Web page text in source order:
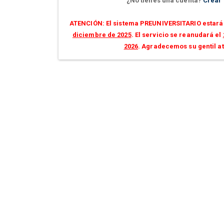
ATENCIÓN: El sistema PREUNIVERSITARIO
diciembre de 2025. El servicio se reanudará el
2026. Agradecemos su gentil